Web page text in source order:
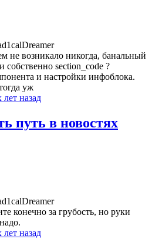
не возникало никогда, банальный
собственно section_code ?
и настройки инфоблока.
уж
лет назад
путь в новостях
конечно за грубость, но руки
лет назад